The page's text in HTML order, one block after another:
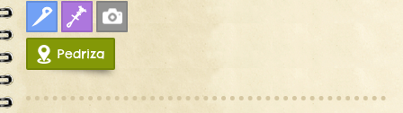
ClasicaFisurasFotos
Pedriza